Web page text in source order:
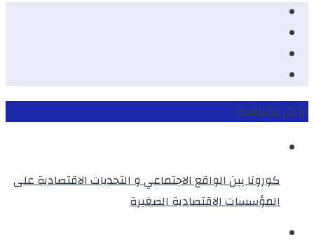
الأكثر مشاهدة
كورونا بين الواقع الاجتماعي و التحديات الاقتصادية على
المؤسسات الاقتصادية الصغيرة